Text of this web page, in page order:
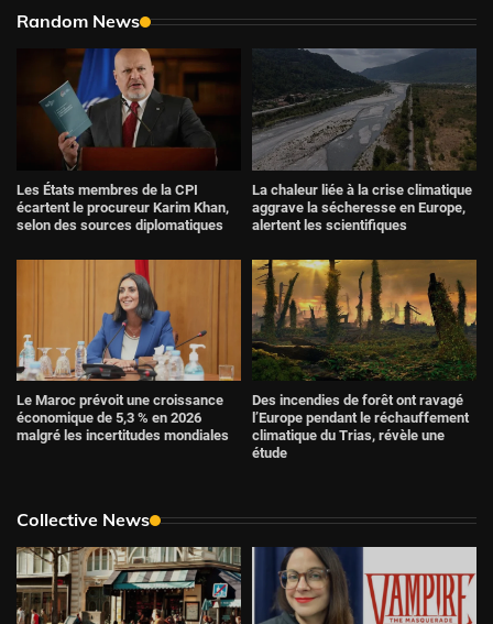
Random News
Les États membres de la CPI
écartent le procureur Karim Khan,
selon des sources diplomatiques
La chaleur liée à la crise climatique
aggrave la sécheresse en Europe,
alertent les scientifiques
Le Maroc prévoit une croissance
économique de 5,3 % en 2026
malgré les incertitudes mondiales
Des incendies de forêt ont ravagé
l’Europe pendant le réchauffement
climatique du Trias, révèle une
étude
Collective News